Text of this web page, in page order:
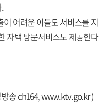
어려운 이들도 서비스를 지
자택 방문서비스도 제공한다
송 ch164,www.ktv.go.kr)